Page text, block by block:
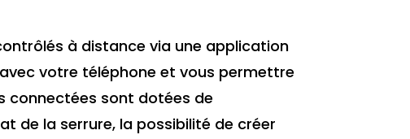
à distance via une application
votre téléphone et vous permettre
connectées sont dotées de
de la serrure, la possibilité de créer